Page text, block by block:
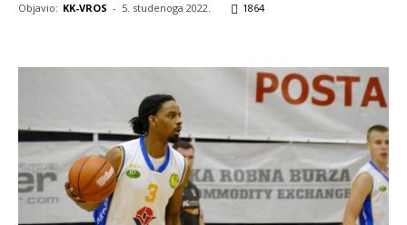
Objavio: KK-VROS - 5. studenoga 2022. 1864